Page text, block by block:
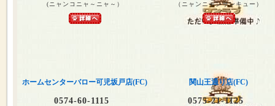
(ニャンコニャ～ニャ～） （ニャンニャンサンキュー）
ホームセンターバロー可児坂戸店(FC)
0574-60-1115
関山王通り店(FC)
0575-21-1125